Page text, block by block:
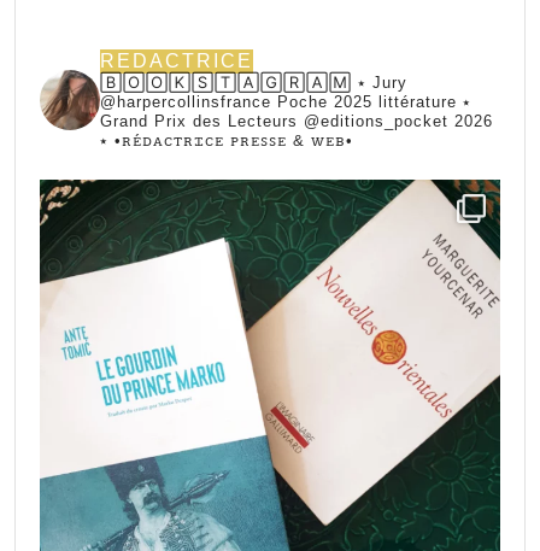
REDACTRICE
🄱🄾🄾🄺🅂🅃🄰🄶🅁🄰🄼 ⭑ Jury
@harpercollinsfrance Poche 2025 littérature ⭑
Grand Prix des Lecteurs @editions_pocket 2026
⭑ •ꭱꭼ́ꭰꭺꮯꭲꭱꮖꮯꭼ ꮲꭱꭼꮪꮪꭼ & ꮃꭼᏼ•